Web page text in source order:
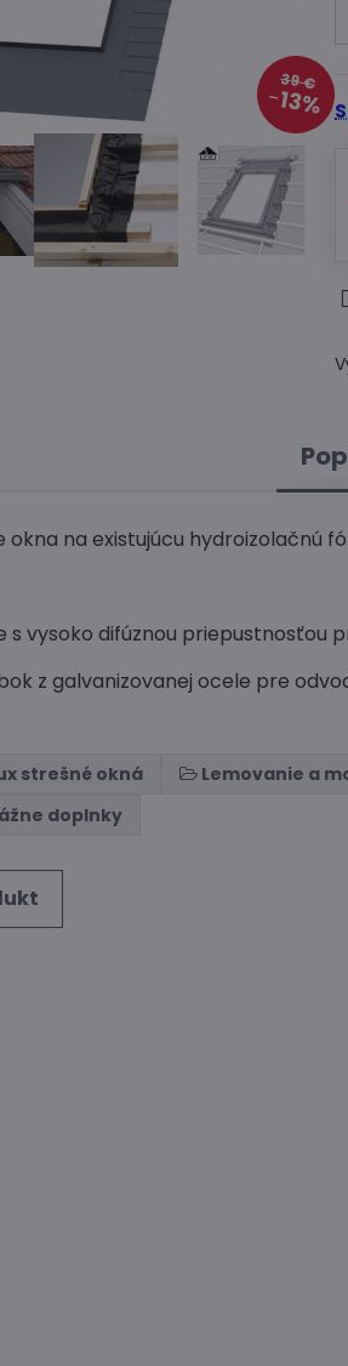
39 €
13%
na existujúcu hydroizolačnú
s vysoko difúznou priepustnosťou
z galvanizovanej ocele pre
strešné okná
Lemovanie a
doplnky